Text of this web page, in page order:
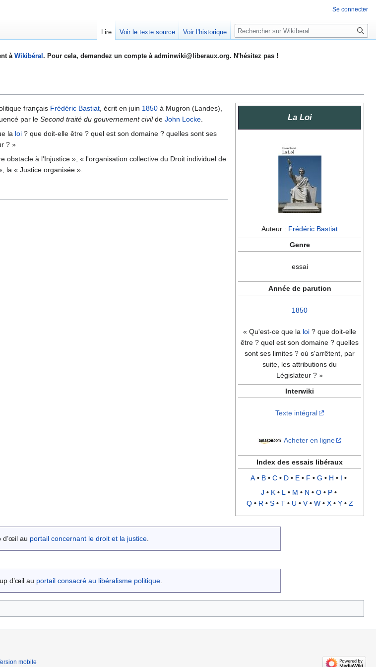
àWikibéral . Pour cela, demandez un compte à adminwiki@liberaux.org. N'hésitez pas !
La Loi
Auteur : Frédéric Bastiat
Genre
essai
Année de parution
1850
« Qu'est-ce que la loi ? que doit-elle
être ? quel est son domaine ? quelles
sont ses limites ? où s'arrêtent, par
suite, les attributions du
Législateur ? »
Interwiki
Texte intégral
Acheter en ligne
Index des essais libéraux
A• B • C • D • E • F • G • H • I •
J • K• L• M • N • O• P•
Q• R• S• T• U • V• W• X• Y• Z
français Frédéric Bastiat, écrit en juin 1850 à Mugron (Landes),
par le Second traité du gouvernement civilde John Locke.
la loi ? que doit-elle être ? quel est son domaine ? quelles sont ses
? »
obstacle à l'Injustice », « l'organisation collective du Droit individuel de
la « Justice organisée ».
d’œil au portail concernant le droit et la justice.
d’œil au portail consacré au libéralisme politique.
Se connecter
Lire Voir le texte source Voir l’historique Rechercher
mobile